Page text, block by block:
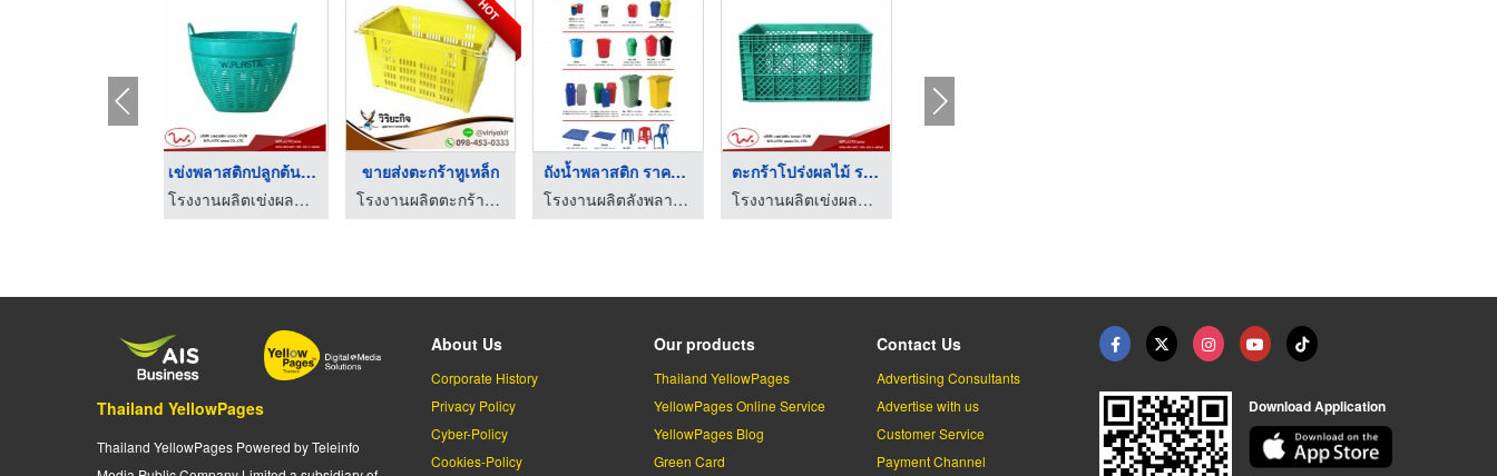
ถังน้ำพลาสติก ราคาโร ...
โรงงานผลิตลังพลาสติก ไทเกอร์ แพค
ตะกร้าโปร่งผลไม้ ราค ...
โรงงานผลิตเข่งผลไม้ ลังผลไม้พลาสติก - ว.พลาสติก (2002)
ลังพลาสติกโปร่ง เกรด ...
โรงงานผลิตเข่งผลไม้ ลังผลไม้พลาสติก - ว.พลาสติก (2002)
ลังโปร่งพลาสติก ฟู้ด ...
โรงงานผลิตเข่งผลไม้ ลังผลไม้พลาสติก - ว.พลาสติก (2002)
Thailand YellowPages
Thailand YellowPages Powered by Teleinfo
About Us
Corporate History
Privacy Policy
Cyber-Policy
Cookies-Policy
Our products
Thailand YellowPages
YellowPages Online Service
YellowPages Blog
Green Card
Contact Us
Advertising Consultants
Advertise with us
Customer Service
Payment Channel
Download Application